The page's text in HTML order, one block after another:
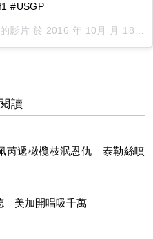
#USGP
影片 於 2016 年 10月 月 18 1:12下午 PDT
讀
芮遞橄欖枝泯恩仇 泰勒絲噴
美加開唱吸千萬